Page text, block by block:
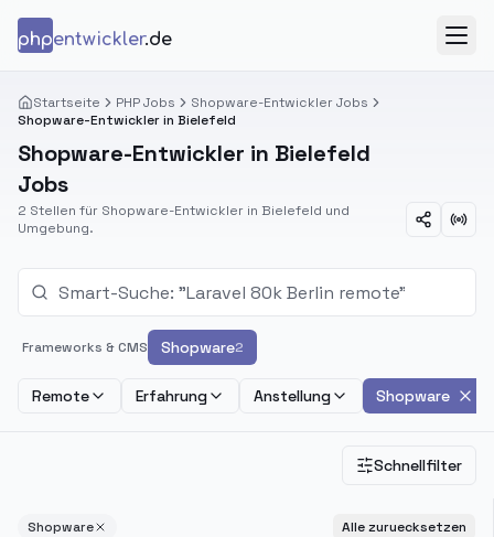
phpentwickler.de
Startseite PHP Jobs
Shopware-Entwickler Jobs
Shopware-Entwickler in Bielefeld
Shopware-Entwickler in Bielefeld
Jobs
2 Stellen für Shopware-Entwickler in Bielefeld und
Umgebung.
Frameworks & CMS Shopware2
Remote Erfahrung Anstellung Shopware
Schnellfilter
Shopware Alle zuruecksetzen